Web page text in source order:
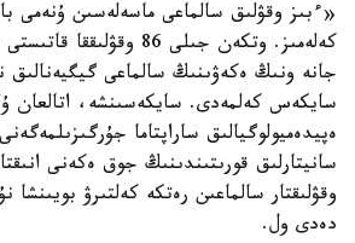
«ءبىز وقۋلىق سالماعى ماسەلەسىن ۇنەمى
كەلەمىز. وتكەن جىلى 86
جانە ونىڭ ەكەۋىنىڭ سالماعى گيگيەنالىق
سايكەس كەلمەدى. سايكەسىنشە، اتالعان
ەپيدەميولوگيالىق ساراپتاما
سانيتارلىق قورىتىندىنىڭ جوق ەكەنى
وقۋلىقتار سالماعىن رەتكە كەلتىرۋ
دەدى ول.